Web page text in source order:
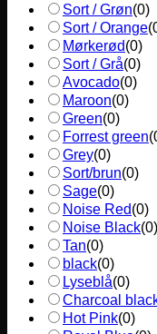
Sort / Grøn(0)
Sort / Orange(
Mørkerød(0)
Sort / Grå(0)
Avocado(0)
Maroon(0)
Green(0)
Forrest green(
Grey(0)
Sort/brun(0)
Sage(0)
Noise Red(0)
Noise Black(0)
Tan(0)
black(0)
Lyseblå(0)
Charcoal
Hot Pink(0)